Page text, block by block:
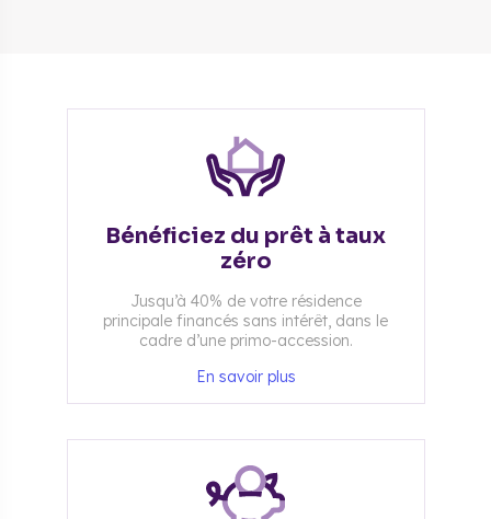
Bénéficiez du prêt à taux
zéro
Jusqu’à 40% de votre résidence
principale financés sans intérêt, dans le
cadre d’une primo-accession.
En savoir plus